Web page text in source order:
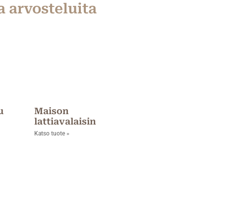
arvosteluita
Maison
lattiavalaisin
Katso tuote »